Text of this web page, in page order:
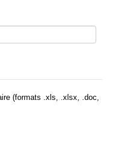
(formats .xls, .xlsx, .doc,